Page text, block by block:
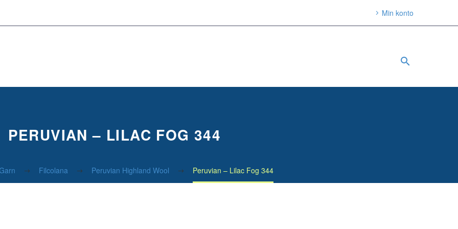
Min konto
PERUVIAN – LILAC FOG 344
Filcolana Peruvian Highland Wool Peruvian – Lilac Fog 344